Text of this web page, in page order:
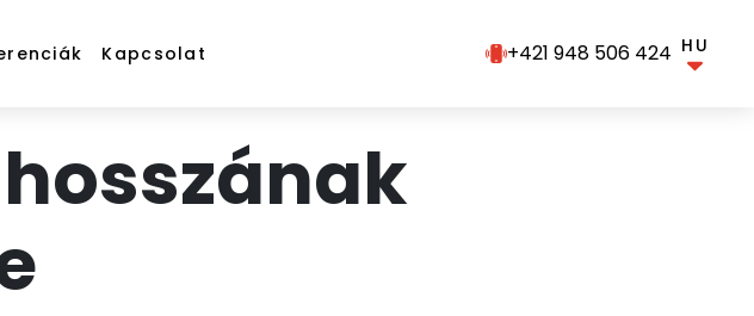
Kapcsolat +421 948 506 424 HU